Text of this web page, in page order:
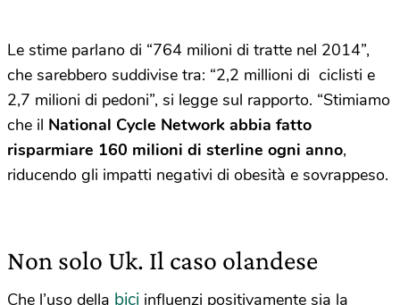
Le stime parlano di “764 milioni di tratte nel 2014”,
che sarebbero suddivise tra: “2,2 millioni di ciclisti e
2,7 milioni di pedoni”, si legge sul rapporto. “Stimiamo
che il National Cycle Network abbia fatto
risparmiare 160 milioni di sterline ogni anno,
riducendo gli impatti negativi di obesità e sovrappeso.
Non solo Uk. Il caso olandese
Che l’uso della bici influenzi positivamente sia la